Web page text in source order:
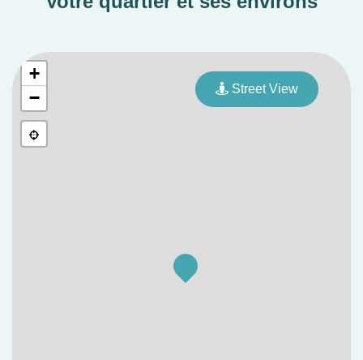
+
−
Street View